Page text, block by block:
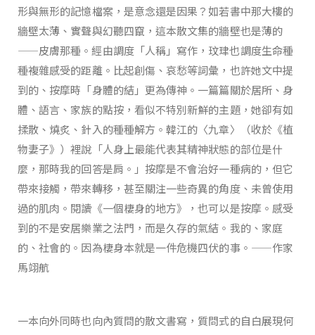
形與無形的記憶檔案，是意念還是因果？如若書中那大樓的
牆壁太薄、實聲與幻聽四竄，這本散文集的牆壁也是薄的
——皮膚那種。經由調度「人稱」寫作，玟珒也調度生命種
種複雜感受的距離。比起創傷、哀愁等詞彙，也許她文中提
到的、按摩時「身體的結」更為傳神。一篇篇關於居所、身
體、語言、家族的點按，看似不特別新鮮的主題，她卻有如
揉散、燒炙、針入的種種解方。韓江的〈九章〉（收於《植
物妻子》）裡說「人身上最能代表其精神狀態的部位是什
麼，那時我的回答是肩。」按摩是不會治好一種病的，但它
帶來接觸，帶來轉移，甚至關注一些奇異的角度、未曾使用
過的肌肉。閱讀《一個棲身的地方》，也可以是按摩。感受
到的不是安居樂業之法門，而是久存的氣結。我的、家庭
的、社會的。因為棲身本就是一件危機四伏的事。——作家
馬翊航
一本向外同時也向內質問的散文書寫，質問式的自白展現何